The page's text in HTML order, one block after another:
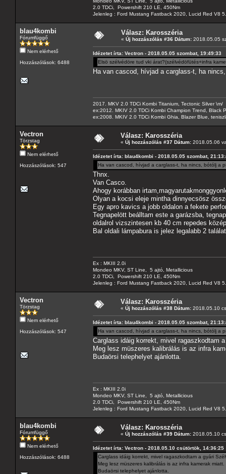
2.0 TDCi, Powershift 210 LE, 450Nm
Jelenleg : Ford Mustang Fastback 2020, Lucid Red V8
blau4kombi
Fórumfüggő
Nem elérhető
Hozzászólások: 6488
Válasz: Karosszéria
« Új hozzászólás #36 Dátum: 2018.05.05
Idézetet írta: Vectron - 2018.05.05 szombat, 19:49:33
Elsö szélvédöre tud vki árat?(szélvédöfütés+infra
Ha van cascod, hívjad a carglass-t, ha
2017. MKV 2.0 TDCi Kombi Titanium, Tectonic Silver \m/
ex:2012. MKIV 2.0 TDCi Kombi Champion Trend, Black
ex:2008. MKIV 2.0 TDCi Kombi Ghia, Blazer Blue,
Vectron
Törzstag
Nem elérhető
Hozzászólások: 547
Válasz: Karosszéria
« Új hozzászólás #37 Dátum: 2018.05.06
Idézetet írta: blau4kombi - 2018.05.05 szombat,
Ha van cascod, hívjad a carglass-t, ha nincs, bótólj a
Thnx.
Van Casco.
Ahogy korábban
Olyan a kocsi eleje mintha dinnyecsösz
Egy apro kavics a jobb oldalon a fekete
Tegnapelött beálltam este a garázsba,
oldalrol vizszintesen kb 40 cm repedes
Bal oldali lámpabura is jelez legalabb 2
Ex : MKIII 2.0i
Mondeo MKV, ST Line, 5 ajtó, Metallicious
2.0 TDCi, Powershift 210 LE, 450Nm
Jelenleg : Ford Mustang Fastback 2020, Lucid Red V8
Vectron
Törzstag
Nem elérhető
Hozzászólások: 547
Válasz: Karosszéria
« Új hozzászólás #38 Dátum: 2018.05.10
Idézetet írta: blau4kombi - 2018.05.05 szombat,
Ha van cascod, hívjad a carglass-t, ha nincs, bótólj a
Carglass idáig korrekt, mivel ragaszkodtam
Meg lesz müszeres kalibrálás is az infra
Budaörsi telephelyet ajánlotta.
Ex : MKIII 2.0i
Mondeo MKV, ST Line, 5 ajtó, Metallicious
2.0 TDCi, Powershift 210 LE, 450Nm
Jelenleg : Ford Mustang Fastback 2020, Lucid Red V8
blau4kombi
Fórumfüggő
Nem elérhető
Hozzászólások: 6488
Válasz: Karosszéria
« Új hozzászólás #39 Dátum: 2018.05.10
Idézetet írta: Vectron - 2018.05.10 csütörtök, 14:36:25
Carglass idáig korrekt, mivel ragaszkodtam a gyári
Meg lesz müszeres kalibrálás is az infra kamerak miatt.
Budaörsi telephelyet ajánlotta.